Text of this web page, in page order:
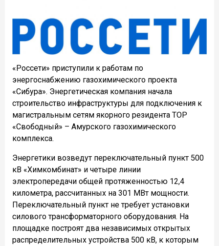
«Россети» приступили к работам по
энергоснабжению газохимического проекта
«Сибура». Энергетическая компания начала
строительство инфраструктуры для подключения к
магистральным сетям якорного резидента ТОР
«Свободный» – Амурского газохимического
комплекса.
Энергетики возведут переключательный пункт 500
кВ «Химкомбинат» и четыре линии
электропередачи общей протяженностью 12,4
километра, рассчитанных на 301 МВт мощности.
Переключательный пункт не требует установки
силового трансформаторного оборудования. На
площадке построят два независимых открытых
распределительных устройства 500 кВ, к которым